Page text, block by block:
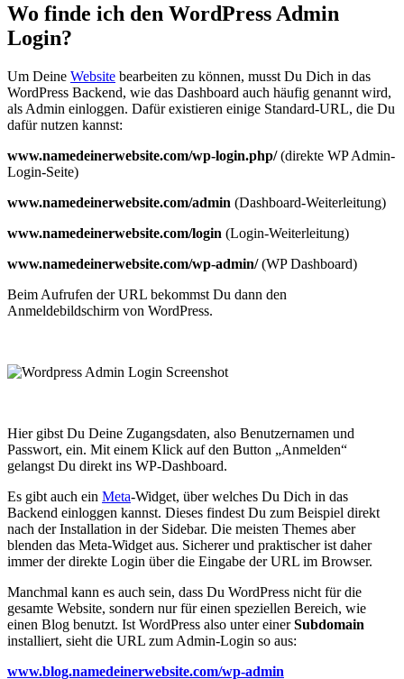
Wo finde ich den WordPress Admin
Login?
Um Deine Website bearbeiten zu können, musst Du Dich in das
WordPress Backend, wie das Dashboard auch häufig genannt wird,
als Admin einloggen. Dafür existieren einige Standard-URL, die Du
dafür nutzen kannst:
www.namedeinerwebsite.com/wp-login.php/(direkte WP Admin-
Login-Seite)
www.namedeinerwebsite.com/admin (Dashboard-Weiterleitung)
www.namedeinerwebsite.com/login (Login-Weiterleitung)
www.namedeinerwebsite.com/wp-admin/(WP Dashboard)
Beim Aufrufen der URL bekommst Du dann den
Anmeldebildschirm von WordPress.
Hier gibst Du Deine Zugangsdaten, also Benutzernamen und
Passwort, ein. Mit einem Klick auf den Button „Anmelden“
gelangst Du direkt ins WP-Dashboard.
Es gibt auch ein Meta-Widget, über welches Du Dich in das
Backend einloggen kannst. Dieses findest Du zum Beispiel direkt
nach der Installation in der Sidebar. Die meisten Themes aber
blenden das Meta-Widget aus. Sicherer und praktischer ist daher
immer der direkte Login über die Eingabe der URL im Browser.
Manchmal kann es auch sein, dass Du WordPress nicht für die
gesamte Website, sondern nur für einen speziellen Bereich, wie
einen Blog benutzt. Ist WordPress also unter einerSubdomain
installiert, sieht die URL zum Admin-Login so aus:
www.blog.namedeinerwebsite.com/wp-admin